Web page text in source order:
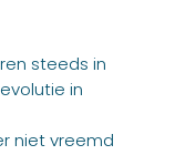
steeds in
in
niet vreemd